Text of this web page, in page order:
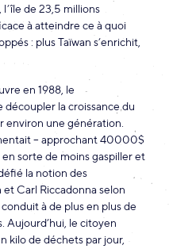
de 23,5 millions
à atteindre ce à quoi
: plus Taïwan s’enrichit,
en 1988, le
la croissance du
environ une génération.
– approchant 40000$
sorte de moins gaspiller et
la notion des
Carl Riccadonna selon
à de plus en plus de
Aujourd’hui, le citoyen
kilo de déchets par jour,